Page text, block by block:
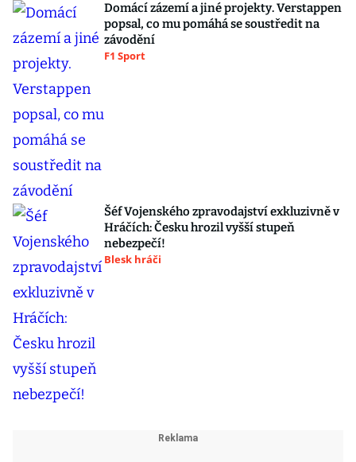
Domácí zázemí a jiné projekty. Verstappen
popsal, co mu pomáhá se soustředit na
závodění
F1 Sport
Šéf Vojenského zpravodajství exkluzivně v
Hráčích: Česku hrozil vyšší stupeň
nebezpečí!
Blesk hráči